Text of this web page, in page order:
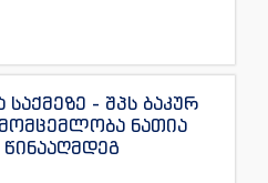
- შპს ბაკურ
ნათია
წინააღმდეგ